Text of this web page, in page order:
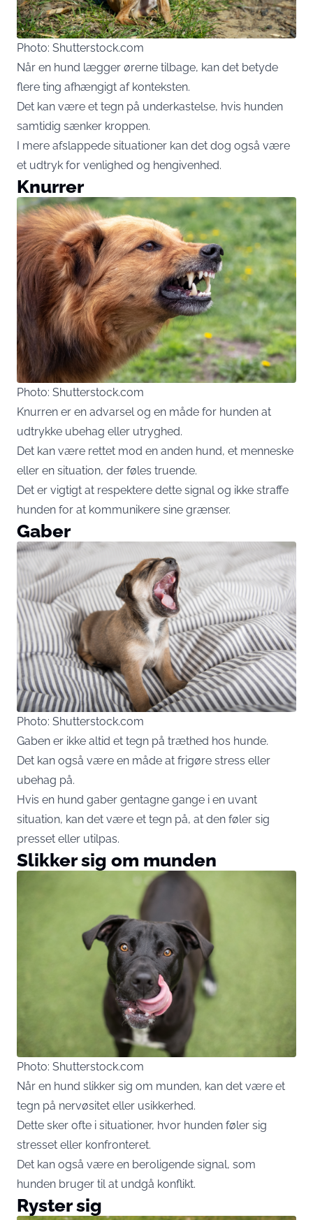
Photo: Shutterstock.com
Når en hund lægger ørerne tilbage, kan det betyde
flere ting afhængigt af konteksten.
Det kan være et tegn på underkastelse, hvis hunden
samtidig sænker kroppen.
I mere afslappede situationer kan det dog også være
et udtryk for venlighed og hengivenhed.
Knurrer
Photo: Shutterstock.com
Knurren er en advarsel og en måde for hunden at
udtrykke ubehag eller utryghed.
Det kan være rettet mod en anden hund, et menneske
eller en situation, der føles truende.
Det er vigtigt at respektere dette signal og ikke straffe
hunden for at kommunikere sine grænser.
Gaber
Photo: Shutterstock.com
Gaben er ikke altid et tegn på træthed hos hunde.
Det kan også være en måde at frigøre stress eller
ubehag på.
Hvis en hund gaber gentagne gange i en uvant
situation, kan det være et tegn på, at den føler sig
presset eller utilpas.
Slikker sig om munden
Photo: Shutterstock.com
Når en hund slikker sig om munden, kan det være et
tegn på nervøsitet eller usikkerhed.
Dette sker ofte i situationer, hvor hunden føler sig
stresset eller konfronteret.
Det kan også være en beroligende signal, som
hunden bruger til at undgå konflikt.
Ryster sig